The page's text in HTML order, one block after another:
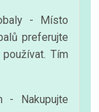
- Místo
preferujte
Tím
- Nakupujte